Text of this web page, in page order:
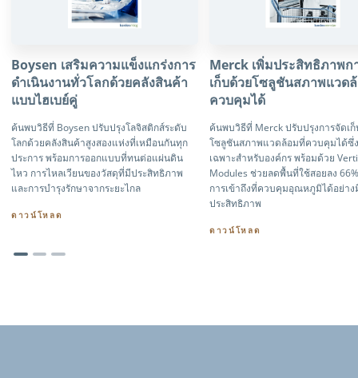
Boysen เสริมความแข็งแกร่งการ
ดำเนินงานทั่วโลกด้วยคลังสินค้า
แบบไฮเบย์คู่
ค้นพบวิธีที่ Boysen ปรับปรุงโลจิสติกส์ระดับ
โลกด้วยคลังสินค้าสูงสองแห่งที่เหมือนกันทุก
ประการ พร้อมการออกแบบที่ทนต่อแผ่นดิน
ไหว การไหลเวียนของวัสดุที่มีประสิทธิภาพ
และการบำรุงรักษาจากระยะไกล
ดาวน์โหลด
Merck เพิ่มประสิทธิภาพก
เก็บด้วยโซลูชันสภาพแวด
ควบคุมได้
ค้นพบวิธีที่ Merck ปรับปรุงการจัดเ
โซลูชันสภาพแวดล้อมที่ควบคุมได้ซึ่
เฉพาะสำหรับองค์กร พร้อมด้วย
Modules ช่วยลดพื้นที่ใช้สอยลง
การเข้าถึงที่ควบคุมอุณหภูมิได้อย่าง
ประสิทธิภาพ
ดาวน์โหลด